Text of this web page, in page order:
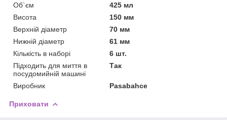
Об`єм
425 мл
Висота
150 мм
Верхній діаметр
70 мм
Нижній діаметр
61 мм
Кількість в наборі
6 шт.
Підходить для миття в
посудомийній машині
Так
Виробник Pasabahce
Приховати